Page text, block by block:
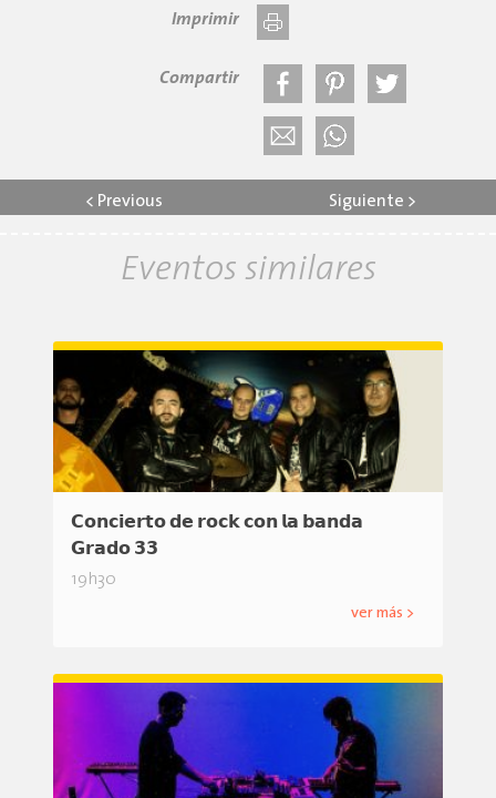
Imprimir
Compartir
< Previous Siguiente >
Eventos similares
𝗖𝗼𝗻𝗰𝗶𝗲𝗿𝘁𝗼 𝗱𝗲 𝗿𝗼𝗰𝗸 𝗰𝗼𝗻 𝗹𝗮 𝗯𝗮𝗻𝗱𝗮
𝗚𝗿𝗮𝗱𝗼 𝟯𝟯
19h30
ver más >